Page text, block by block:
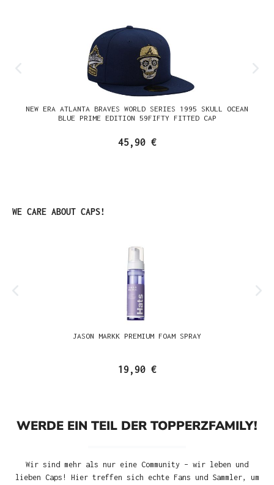
NEW ERA ATLANTA BRAVES WORLD SERIES 1995 SKULL OCEAN
BLUE PRIME EDITION 59FIFTY FITTED CAP
45,90 €
Produktgalerie überspringen
WE CARE ABOUT CAPS!
JASON MARKK PREMIUM FOAM SPRAY
19,90 €
WERDE EIN TEIL DER TOPPERZFAMILY!
Wir sind mehr als nur eine Community – wir leben und
lieben Caps! Hier treffen sich echte Fans und Sammler, um